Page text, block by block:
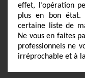
effet, l’opération
plus en bon état.
certaine liste de
Ne vous en faites
professionnels ne
irréprochable et à